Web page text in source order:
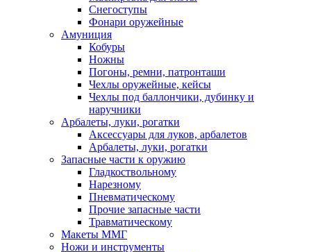
Снегоступы
Фонари оружейные
Амуниция
Кобуры
Ножны
Погоны, ремни, патронташи
Чехлы оружейные, кейсы
Чехлы под баллончики, дубинку и
наручники
Арбалеты, луки, рогатки
Аксессуары для луков, арбалетов
Арбалеты, луки, рогатки
Запасные части к оружию
Гладкоствольному
Нарезному
Пневматическому
Прочие запасные части
Травматическому
Макеты ММГ
Ножи и инструменты